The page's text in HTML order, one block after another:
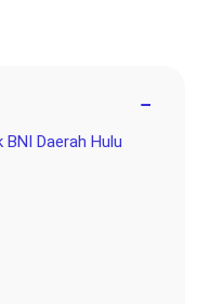
−
Daerah Hulu